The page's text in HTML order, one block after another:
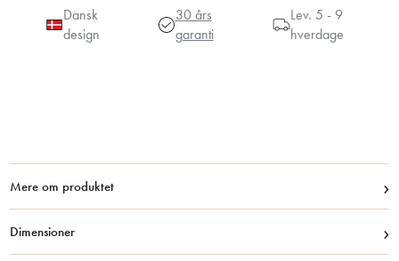
Dansk
design
30 års
garanti
Lev. 5 - 9
hverdage
Mere om produktet ›
Dimensioner ›